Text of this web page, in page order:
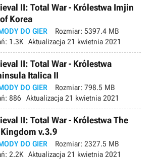
II: Total War - Królestwa Imjin
Korea
DO GIER Rozmiar: 5397.4 MB
1.3K Aktualizacja 21 kwietnia 2021
II: Total War - Królestwa
Italica II
DO GIER Rozmiar: 798.5 MB
886 Aktualizacja 21 kwietnia 2021
II: Total War - Królestwa The
v.3.9
DO GIER Rozmiar: 2327.5 MB
2.2K Aktualizacja 21 kwietnia 2021